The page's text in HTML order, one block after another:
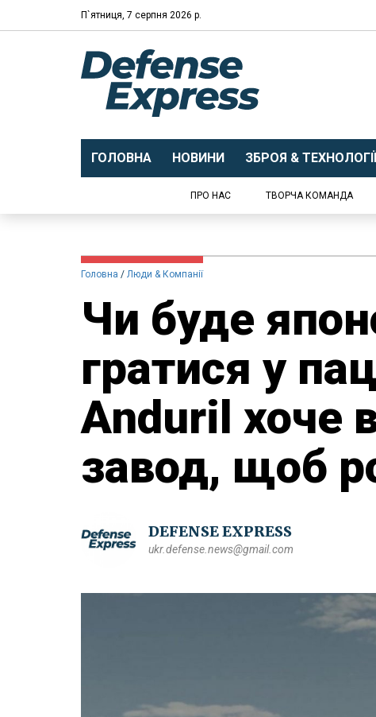
П`ятниця, 7 серпня 2026 р.
ГОЛОВНА НОВИНИ ЗБРОЯ & ТЕХНОЛОГІЇ
ПРО НАС ТВОРЧА КОМАНДА
Головна Люди & Компанії
Чи буде
гратися у
Anduril хоче
завод, щоб
DEFENSE EXPRESS
ukr.defense.news@gmail.com